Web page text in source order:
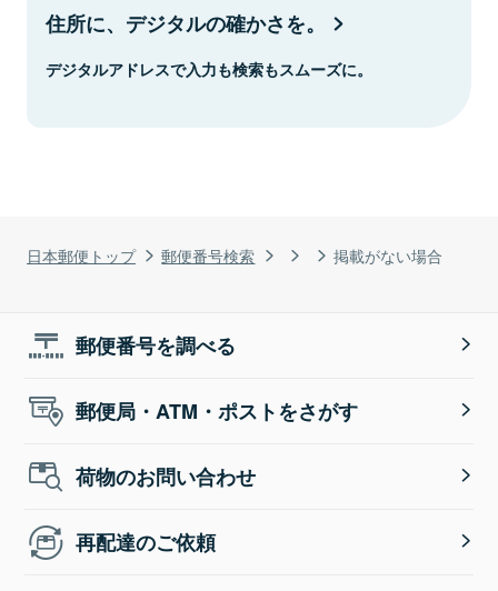
日本郵便トップ 郵便番号検索 掲載がない場合
住所に、デジタルの確かさを。
デジタルアドレスで入力も検索もスムーズに。
郵便番号を調べる
郵便局・ATM・ポストをさがす
荷物のお問い合わせ
再配達のご依頼